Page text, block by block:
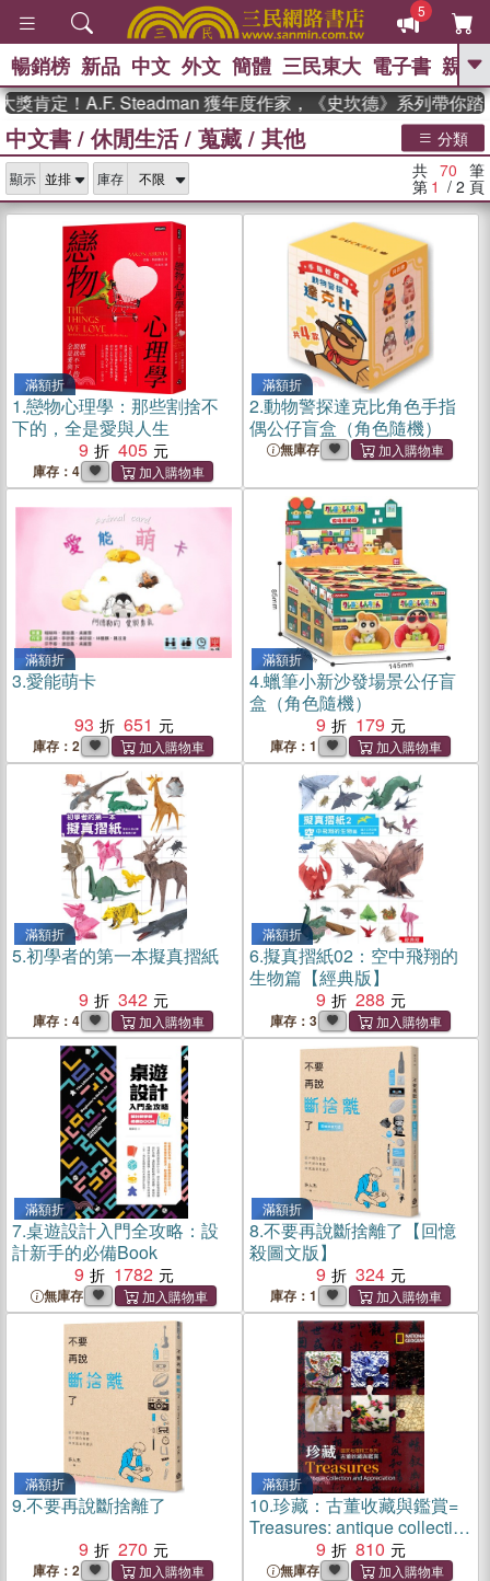
5
GO
熱搜： 東野圭吾 高希均教授回憶錄
、 The Odyssey 、 父親節 、 如果歷
國際布克
獎 臺灣漫遊錄 、 方念華 、 台灣的李
數學女孩：黎曼猜想
偉大的迷走神經
暢銷榜 新品 中文 外文 簡體 三民東大 電子書 親子
！A.F. Steadman 獲年度作家，《史坎德》系列帶你踏上熱血
中文書 / 休閒生活/ 蒐藏 / 其他 分類
顯示 庫存 共 70 筆
第 1 / 2 頁
滿額折
1.戀物心理學：那些割捨不
下的，全是愛與人生
9
405
庫存：4
滿額折
2.動物警探達克比角色手指
偶公仔盲盒（角色隨機）
無庫存
滿額折
3.愛能萌卡
93
651
庫存：2
滿額折
4.蠟筆小新沙發場景公仔盲
盒（角色隨機）
9
179
庫存：1
滿額折
5.初學者的第一本擬真摺紙
9
342
庫存：4
滿額折
6.擬真摺紙02：空中飛翔的
生物篇【經典版】
9
288
庫存：3
滿額折
7.桌遊設計入門全攻略：設
計新手的必備Book
9
1782
無庫存
滿額折
8.不要再說斷捨離了【回憶
殺圖文版】
9
324
庫存：1
滿額折
9.不要再說斷捨離了
9
270
庫存：2
滿額折
10.珍藏：古董收藏與鑑賞=
Treasures: antique collection
and apprepciation
9 810
無庫存